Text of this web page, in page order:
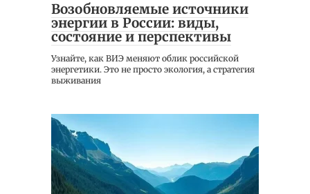
Возобновляемые источники
энергии в России: виды,
состояние и перспективы
Узнайте, как ВИЭ меняют облик российской
энергетики. Это не просто экология, а стратегия
выживания